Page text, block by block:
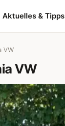
Aktuelles & Tipps
VW
VW